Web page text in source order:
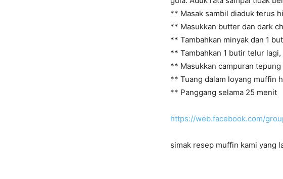
** Masak sambil diaduk terus
** Masukkan butter dan dark
** Tambahkan minyak dan 1
** Tambahkan 1 butir telur
** Masukkan campuran
** Tuang dalam loyang muffin
** Panggang selama 25 menit
https://web.facebook.com/
simak resep muffin kami yang